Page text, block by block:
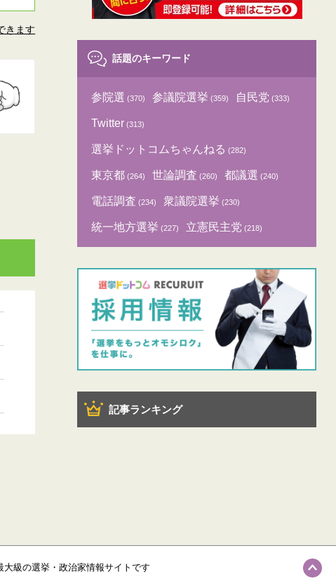
きます
話題のキーワード
参院選 (370) 参議院選挙 (359) 自民党 (333)
Twitter (313)
選挙ドットコムちゃんねる (282)
東京都 (264) 世論調査 (260) 都議選 (240)
電話調査 (234) 衆議院選挙 (230)
統一地方選挙 (227) 立憲民主党 (218)
記事ランキング
級の選挙・政治家情報サイトです